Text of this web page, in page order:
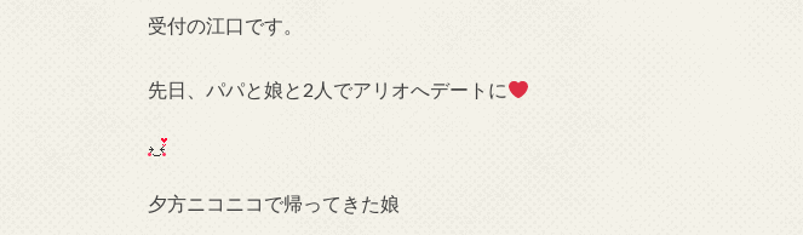
受付の江口です。
先日、パパと娘と2人でアリオへデートに
夕方ニコニコで帰ってきた娘